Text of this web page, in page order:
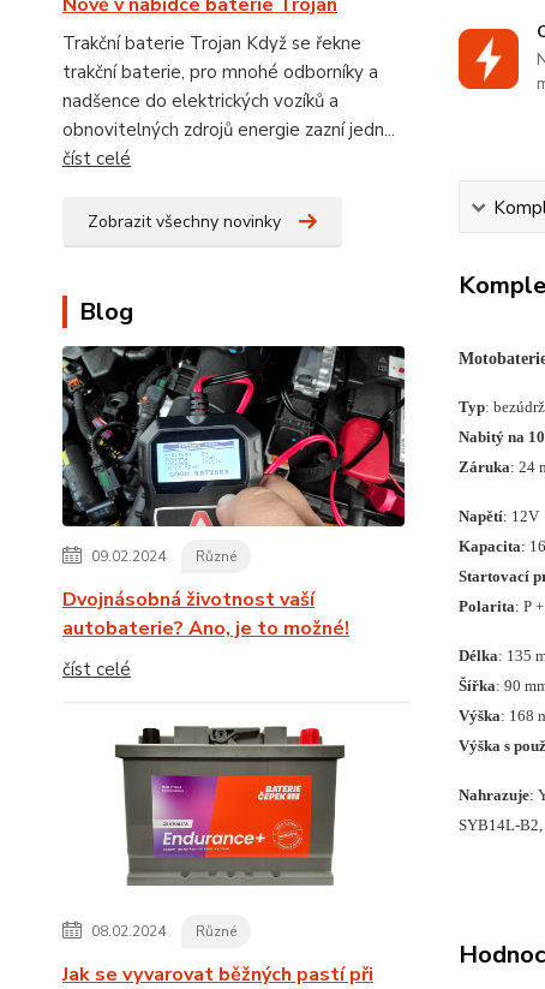
Trakční baterie Trojan Když se řekne
trakční baterie, pro mnohé odborníky a
nadšence do elektrických vozíků a
obnovitelných zdrojů energie zazní jedn...
číst celé
Zobrazit všechny novinky
Blog
09.02.2024 Různé
Dvojnásobná životnost vaší
autobaterie? Ano, je to možné!
číst celé
08.02.2024 Různé
Jak se vyvarovat běžných pastí při
Typ:
Nabitý na
Záruka: 24
Napětí: 12V
Kapacita:
Startovací
Polarita: P
Délka: 135
Šířka: 90
Výška: 168
Výška s
Nahrazuje:
SYB14L-